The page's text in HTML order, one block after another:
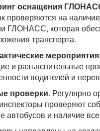
оснащения
проверяются на
ГЛОНАСС, которая
транспорта.
мероприятия
и разъяснительные
водителей и
проверки. Регулярно
проверяют
автобусов и наличие